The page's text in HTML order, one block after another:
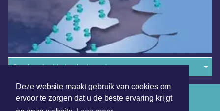
Deze website maakt gebruik van cookies om
ervoor te zorgen dat u de beste ervaring krijgt
Overige dagbladen in de regio
Algemene voorwaarden